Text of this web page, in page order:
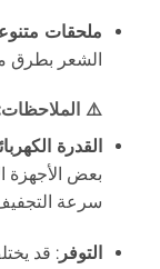
ملحقات
الشعر بطرق
⚠️
القدرة
بعض الأجهزة
سرعة
التوفر : قد